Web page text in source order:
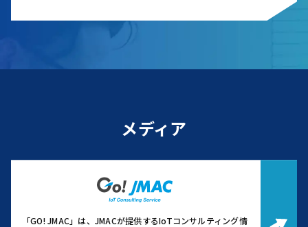
メディア
「GO! JMAC」は、JMACが提供するIoTコンサルティング情